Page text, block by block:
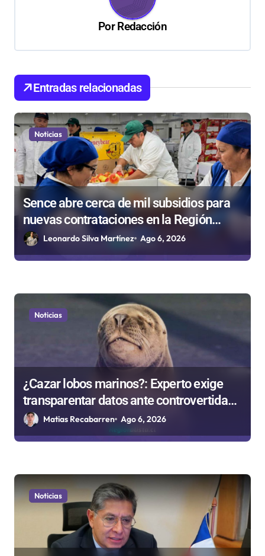
d
e
e
n
t
r
a
d
s
PorRedacción
Entradas relacionadas
Noticias
Sence abre cerca de mil subsidios para
nuevas contrataciones en la Región
Antofagasta
Leonardo Silva Martínez Ago 6, 2026
Noticias
¿Cazar lobos marinos?: Experto exige
transparentar datos ante controvertida
medida que evalúa el Gobierno
Matias Recabarren Ago 6, 2026
Noticias